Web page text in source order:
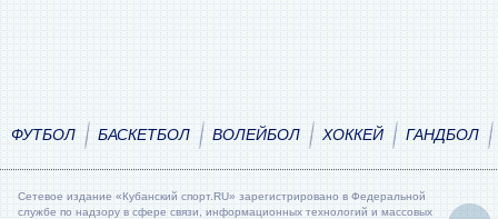
ФУТБОЛ БАСКЕТБОЛ ВОЛЕЙБОЛ ХОККЕЙ ГАНДБОЛ
Сетевое издание «Кубанский спорт.RU» зарегистрировано в Федеральной
службе по надзору в сфере связи, информационных технологий и массовых